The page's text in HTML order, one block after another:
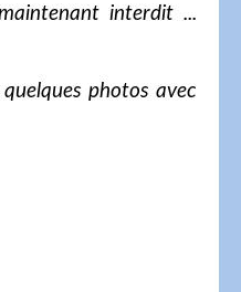
interdit ...
photos avec